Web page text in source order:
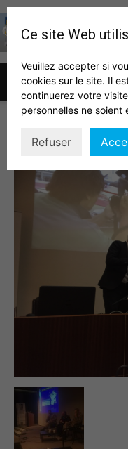
Ce site Web
Veuillez accepter si
cookies sur le site. Il
continuerez votre
personnelles ne soient
Refuser